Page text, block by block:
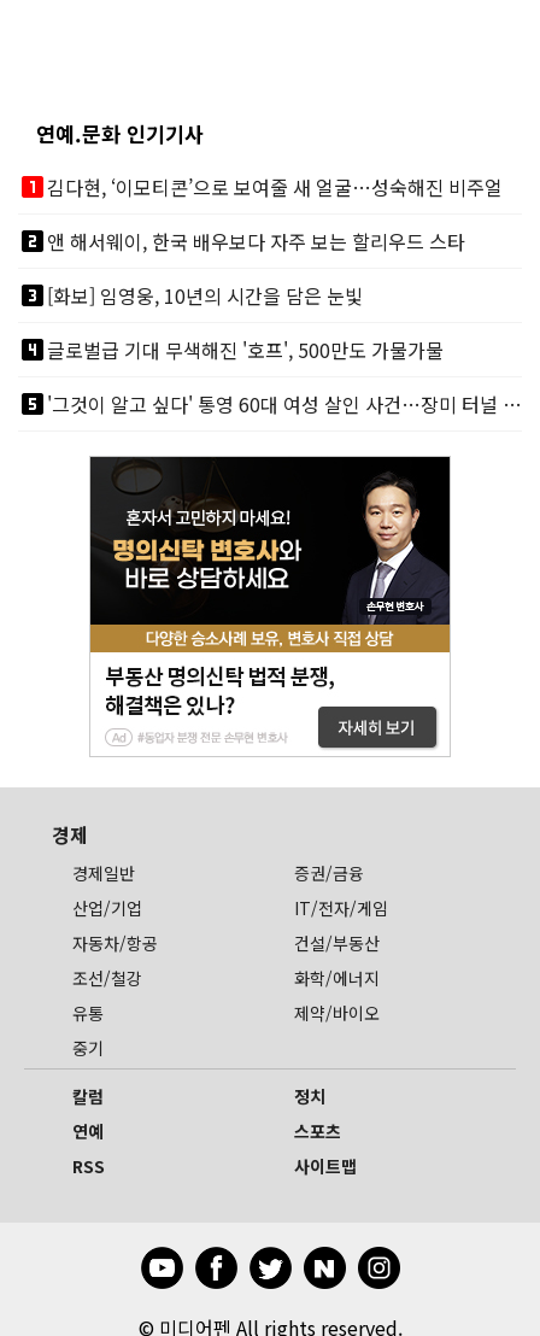
연예.문화 인기기사
looks_one김다현, ‘이모티콘’으로 보여줄 새 얼굴…성숙해진 비주얼
looks_two앤 해서웨이, 한국 배우보다 자주 보는 할리우드 스타
looks_3[화보] 임영웅, 10년의 시간을 담은 눈빛
looks_4글로벌급 기대 무색해진 '호프', 500만도 가물가물
looks_5
'그것이 알고 싶다' 통영 60대 여성 살인 사건…장미 터널 아래 킬러, 누구냐 넌?
경제
경제일반
증권/금융
산업/기업
IT/전자/게임
자동차/항공
건설/부동산
조선/철강
화학/에너지
유통
제약/바이오
중기
칼럼
정치
연예
스포츠
RSS
사이트맵
© 미디어펜 All rights reserved.